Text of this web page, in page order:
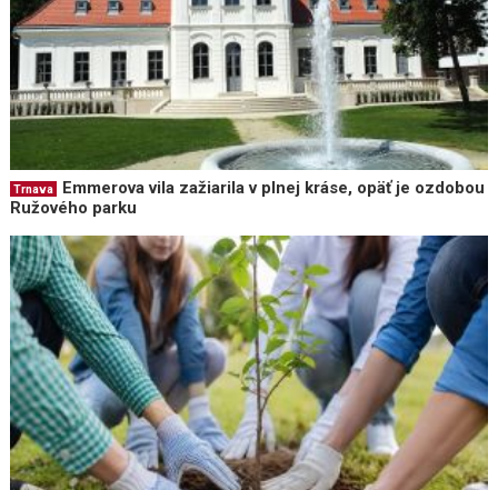
Trnava
Emmerova vila zažiarila v plnej kráse, opäť je ozdobou
Ružového parku